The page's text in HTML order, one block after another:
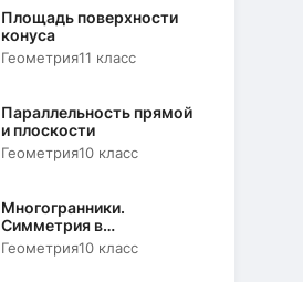
Площадь поверхности
конуса
Геометрия11 класс
Параллельность прямой
и плоскости
Геометрия10 класс
Многогранники.
Симметрия в
пространстве
Геометрия10 класс